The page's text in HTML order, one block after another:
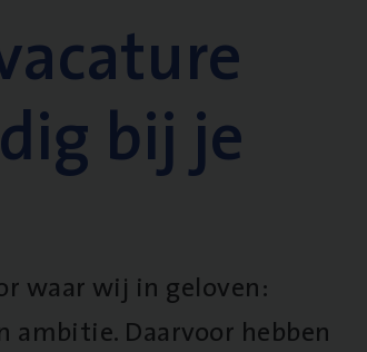
bij je
waar wij in geloven:
ambitie. Daarvoor hebben